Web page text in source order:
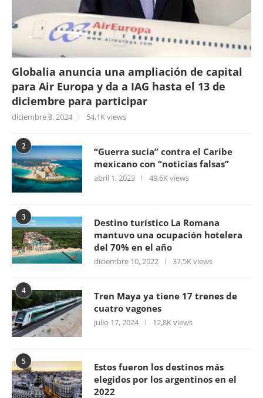
Globalia anuncia una ampliación de capital
para Air Europa y da a IAG hasta el 13 de
diciembre para participar
diciembre 8, 2024 54,1K views
2
“Guerra sucia” contra el Caribe
mexicano con “noticias falsas”
abril 1, 2023 49,6K views
3
Destino turístico La Romana
mantuvo una ocupación hotelera
del 70% en el año
diciembre 10, 2022 37,5K views
4
Tren Maya ya tiene 17 trenes de
cuatro vagones
julio 17, 2024 12,8K views
5
Estos fueron los destinos más
elegidos por los argentinos en el
2022